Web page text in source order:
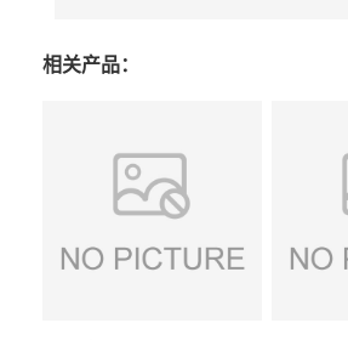
相关产品：